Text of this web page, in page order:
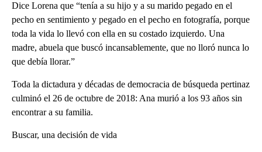
Dice Lorena que “tenía a su hijo y a su marido pegado en el
pecho en sentimiento y pegado en el pecho en fotografía, porque
toda la vida lo llevó con ella en su costado izquierdo. Una
madre, abuela que buscó incansablemente, que no lloró nunca lo
que debía llorar.”
Toda la dictadura y décadas de democracia de búsqueda pertinaz
culminó el 26 de octubre de 2018: Ana murió a los 93 años sin
encontrar a su familia.
Buscar, una decisión de vida